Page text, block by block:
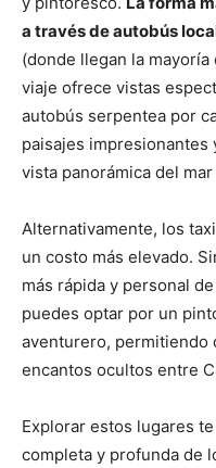
a través de autobús
(donde llegan la
viaje ofrece vistas
autobús serpentea por
paisajes impresionantes
vista panorámica del
Alternativamente, los
un costo más elevado.
más rápida y personal
puedes optar por un
aventurero, permitiendo
encantos ocultos entre
Explorar estos lugares
completa y profunda de